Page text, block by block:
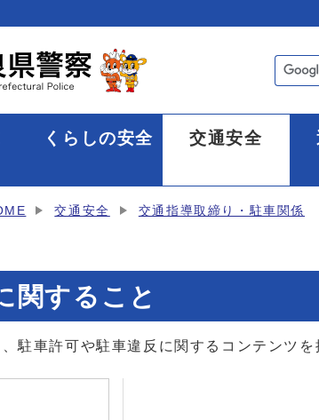
くらしの安全 交通安全
交通安全 交通指導取締り・駐車関係
関すること
駐車許可や駐車違反に関するコンテンツを